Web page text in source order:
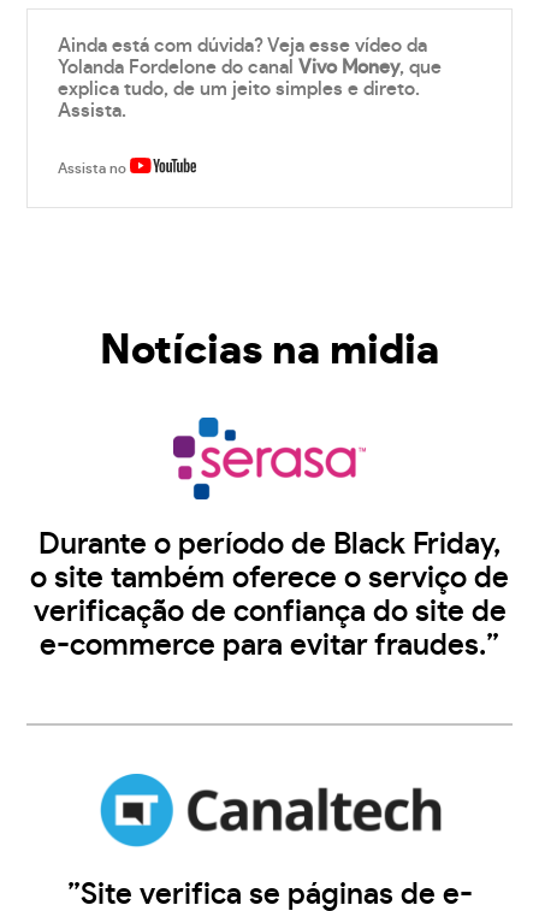
Ainda está com dúvida? Veja esse vídeo da
Yolanda Fordelone do canalVivo Money, que
explica tudo, de um jeito simples e direto.
Assista.
Assista no
Notícias na midia
Durante o período de Black Friday,
o site também oferece o serviço de
verificação de confiança do site de
e-commerce para evitar fraudes.”
”Site verifica se páginas de e-